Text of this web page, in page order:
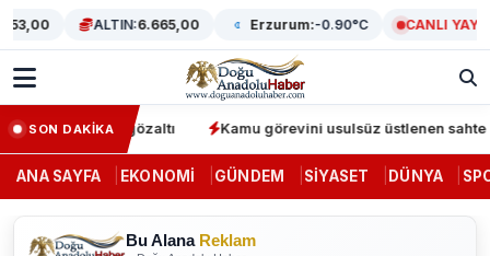
ALTIN:6.665,00 Erzurum:-0.90°C CANLI YAYIN
SON DAKİKA
64 gözaltı Kamu görevini usulsüz üstlenen sahte
ANA SAYFA EKONOMI GÜNDEM SIYASET DÜNYA
Bu Alana Reklam